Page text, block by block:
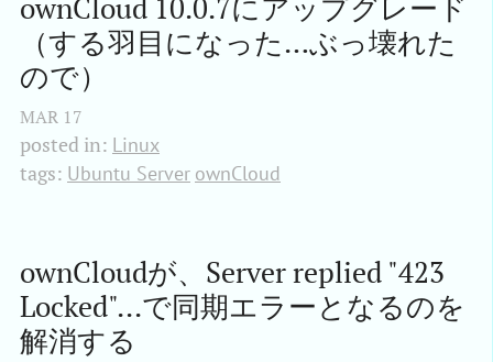
ownCloud 10.0.7にアップグレード
（する羽目になった…ぶっ壊れた
ので）
MAR 17
posted in: Linux
tags: Ubuntu Server ownCloud
ownCloudが、Server replied "423
Locked"...で同期エラーとなるのを
解消する